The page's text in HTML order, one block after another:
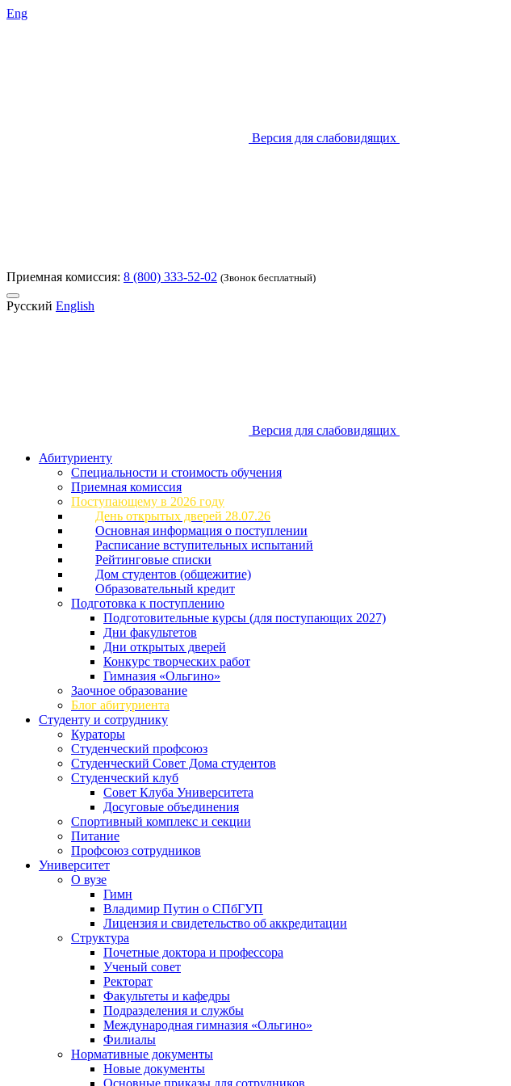
Eng
Версия для слабовидящих
Приемная комиссия: 8 (800) 333-52-02 (Звонок бесплатный)
Русский English
Версия для слабовидящих
Абитуриенту
Специальности и стоимость обучения
Приемная комиссия
Поступающему в 2026 году
День открытых дверей 28.07.26
Основная информация о поступлении
Расписание вступительных испытаний
Рейтинговые списки
Дом студентов (общежитие)
Образовательный кредит
Подготовка к поступлению
Подготовительные курсы (для поступающих 2027)
Дни факультетов
Дни открытых дверей
Конкурс творческих работ
Гимназия «Ольгино»
Заочное образование
Блог абитуриента
Студенту и сотруднику
Кураторы
Студенческий профсоюз
Студенческий Совет Дома студентов
Студенческий клуб
Совет Клуба Университета
Досуговые объединения
Спортивный комплекс и секции
Питание
Профсоюз сотрудников
Университет
О вузе
Гимн
Владимир Путин о СПбГУП
Лицензия и свидетельство об аккредитации
Структура
Почетные доктора и профессора
Ученый совет
Ректорат
Факультеты и кафедры
Подразделения и службы
Международная гимназия «Ольгино»
Филиалы
Нормативные документы
Новые документы
Основные приказы для сотрудников